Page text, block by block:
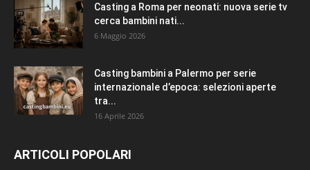
Casting a Roma per neonati: nuova serie tv
cerca bambini nati...
6 Maggio 2026
Casting bambini a Palermo per serie
internazionale d’epoca: selezioni aperte
tra...
16 Aprile 2026
ARTICOLI POPOLARI